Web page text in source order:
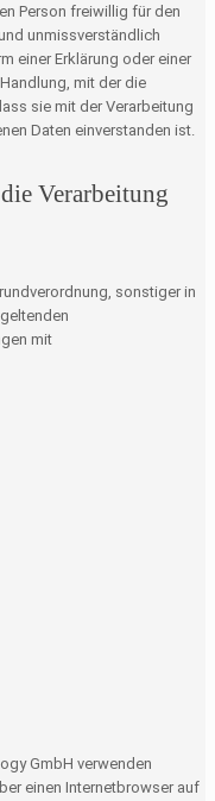
Person freiwillig für den
unmissverständlich
einer Erklärung oder einer
mit der die
sie mit der Verarbeitung
Daten einverstanden ist.
Verarbeitung
sonstiger in
mit
GmbH verwenden
einen Internetbrowser auf